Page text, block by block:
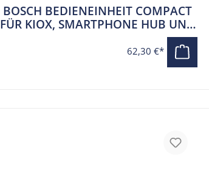
BOSCH BEDIENEINHEIT COMPACT
FÜR KIOX, SMARTPHONE HUB UND
62,30 €*